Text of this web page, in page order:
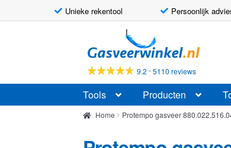
Unieke rekentool Persoonlijk
door
naar
navigatie
naar
de
inhoud
9.2 -5110 reviews
Tools Producten
Home Protempo gasveer